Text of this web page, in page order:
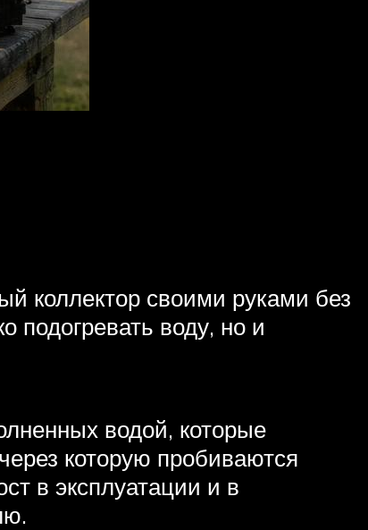
коллектор своими руками без
подогревать воду, но и
водой, которые
которую пробиваются
в эксплуатации и в